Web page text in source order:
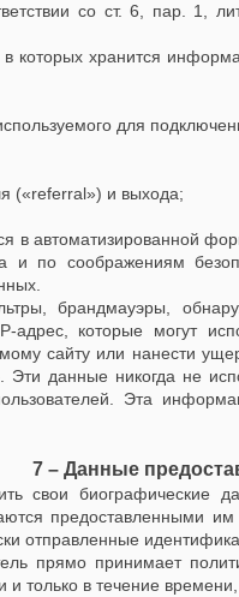
со ст. 6, пар. 1,
которых хранится
для
(«referral») и выхода;
в автоматизированной
и по соображениям
брандмауэры,
которые могут
сайту или нанести
Эти данные никогда не
Эта
7 – Данные
свои
предоставленными
отправленные
прямо принимает
и только в течение